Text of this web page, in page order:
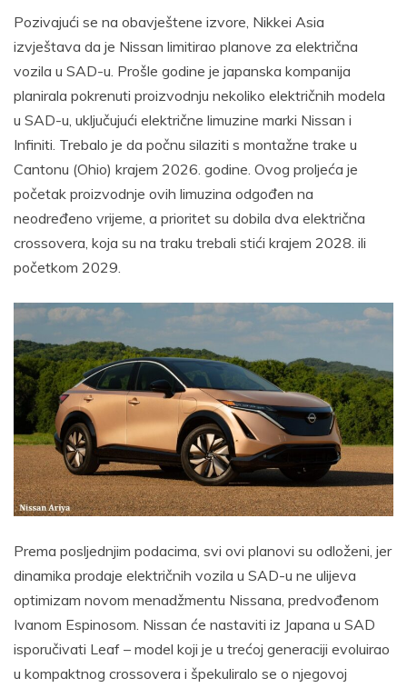
Pozivajući se na obavještene izvore, Nikkei Asia
izvještava da je Nissan limitirao planove za električna
vozila u SAD-u. Prošle godine je japanska kompanija
planirala pokrenuti proizvodnju nekoliko električnih modela
u SAD-u, uključujući električne limuzine marki Nissan i
Infiniti. Trebalo je da počnu silaziti s montažne trake u
Cantonu (Ohio) krajem 2026. godine. Ovog proljeća je
početak proizvodnje ovih limuzina odgođen na
neodređeno vrijeme, a prioritet su dobila dva električna
crossovera, koja su na traku trebali stići krajem 2028. ili
početkom 2029.
Prema posljednjim podacima, svi ovi planovi su odloženi, jer
dinamika prodaje električnih vozila u SAD-u ne ulijeva
optimizam novom menadžmentu Nissana, predvođenom
Ivanom Espinosom. Nissan će nastaviti iz Japana u SAD
isporučivati ​​Leaf – model koji je u trećoj generaciji evoluirao
u kompaktnog crossovera i špekuliralo se o njegovoj